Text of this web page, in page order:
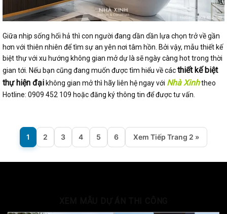
Giữa nhịp sống hối hả thì con người đang dần dần lựa chọn trở về gần
hơn với thiên nhiên để tìm sự an yên nơi tâm hồn. Bởi vậy, mẫu thiết kế
biệt thự với xu hướng không gian mở dự là sẽ ngày càng hot trong thời
gian tới. Nếu bạn cũng đang muốn được tìm hiểu về cácthiết kế biệt
thự hiện đại không gian mở thì hãy liên hệ ngay với Nhà Xinhtheo
Hotline: 0909 452 109 hoặc đăng ký thông tin để được tư vấn.
1 2 3 4 5 6 Xem Tiếp Trang 2 »